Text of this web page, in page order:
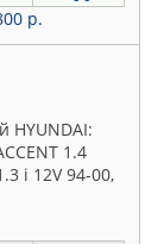
р.
HYUNDAI:
1.4
i 12V 94-00,